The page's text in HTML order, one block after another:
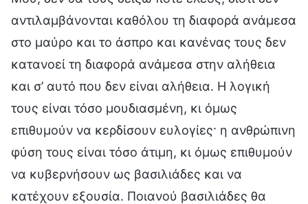
αντιλαμβάνονται καθόλου τη διαφορά ανάμεσα
στο μαύρο και το άσπρο και κανένας τους δεν
κατανοεί τη διαφορά ανάμεσα στην αλήθεια
και σ’ αυτό που δεν είναι αλήθεια. Η λογική
τους είναι τόσο μουδιασμένη, κι όμως
επιθυμούν να κερδίσουν ευλογίες· η ανθρώπινη
φύση τους είναι τόσο άτιμη, κι όμως επιθυμούν
να κυβερνήσουν ως βασιλιάδες και να
κατέχουν εξουσία. Ποιανού βασιλιάδες θα